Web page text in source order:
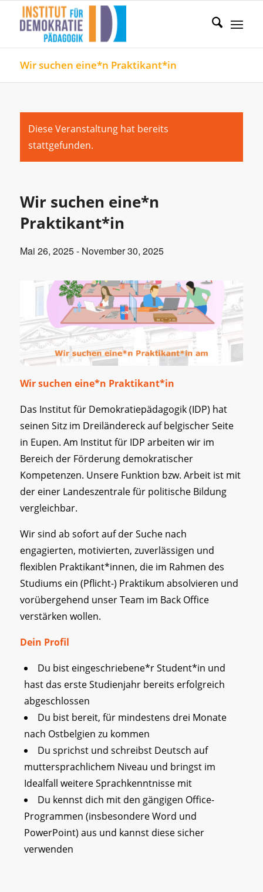
Wir suchen eine*n Praktikant*in
Diese Veranstaltung hat bereits
stattgefunden.
Wir suchen eine*n
Praktikant*in
Mai 26, 2025- November 30, 2025
Wir suchen eine*n Praktikant*in
Das Institut für Demokratiepädagogik (IDP) hat
seinen Sitz im Dreiländereck auf belgischer Seite
in Eupen. Am Institut für IDP arbeiten wir im
Bereich der Förderung demokratischer
Kompetenzen. Unsere Funktion bzw. Arbeit ist mit
der einer Landeszentrale für politische Bildung
vergleichbar.
Wir sind ab sofort auf der Suche nach
engagierten, motivierten, zuverlässigen und
flexiblen Praktikant*innen, die im Rahmen des
Studiums ein (Pflicht-) Praktikum absolvieren und
vorübergehend unser Team im Back Office
verstärken wollen.
Dein Profil
Du bist eingeschriebene*r Student*in und
hast das erste Studienjahr bereits erfolgreich
abgeschlossen
Du bist bereit, für mindestens drei Monate
nach Ostbelgien zu kommen
Du sprichst und schreibst Deutsch auf
muttersprachlichem Niveau und bringst im
Idealfall weitere Sprachkenntnisse mit
Du kennst dich mit den gängigen Office-
Programmen (insbesondere Word und
PowerPoint) aus und kannst diese sicher
verwenden